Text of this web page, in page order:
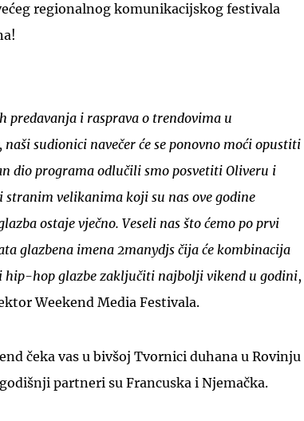
regionalnog komunikacijskog festivala
predavanja i rasprava o trendovima u
sudionici navečer će se ponovno moći opustiti
dio programa odlučili smo posvetiti Oliveru i
velikanima koji su nas ove godine
ostaje vječno. Veseli nas što ćemo po prvi
glazbena imena 2manydjs čija će kombinacija
hip-hop glazbe zaključiti najbolji vikend u godini,
Weekend Media Festivala.
čeka vas u bivšoj Tvornici duhana u Rovinju
partneri su Francuska i Njemačka.